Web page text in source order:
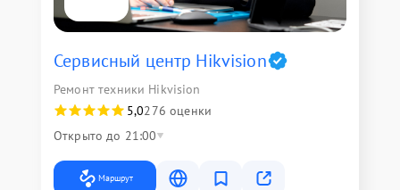
Сервисный центр Hikvision
Ремонт техники Hikvision
5,0276 оценки
Открыто до 21:00
Маршрут